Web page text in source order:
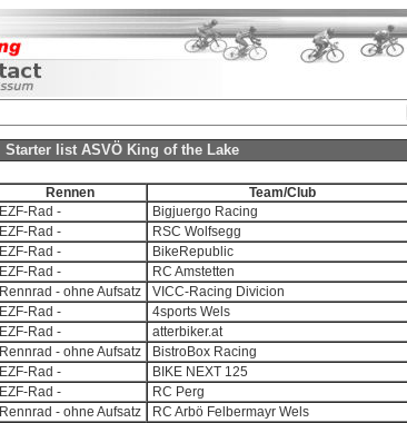
Starter list ASVÖ King of the Lake
Rennen
Team/Club
EZF-Rad -
Bigjuergo Racing
EZF-Rad -
RSC Wolfsegg
EZF-Rad -
BikeRepublic
EZF-Rad -
RC Amstetten
Rennrad - ohne Aufsatz
VICC-Racing Divicion
EZF-Rad -
4sports Wels
EZF-Rad -
atterbiker.at
Rennrad - ohne Aufsatz
BistroBox Racing
EZF-Rad -
BIKE NEXT 125
EZF-Rad -
RC Perg
Rennrad - ohne Aufsatz
RC Arbö Felbermayr Wels